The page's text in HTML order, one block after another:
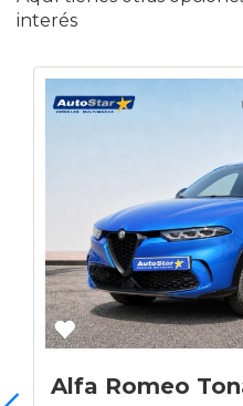
interés
Alfa Romeo